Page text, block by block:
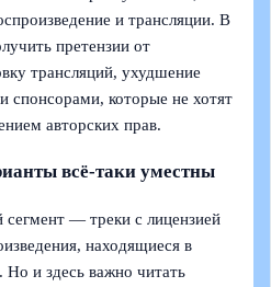
и трансляции. В
претензии от
трансляций, ухудшение
спонсорами, которые не хотят
авторских прав.
всё-таки уместны
сегмент — треки с лицензией
находящиеся в
и здесь важно читать